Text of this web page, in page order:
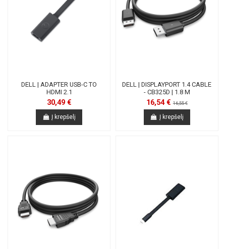
DELL | ADAPTER USB-C TO
HDMI 2.1
30,49 €
Į krepšelį
DELL | DISPLAYPORT 1.4 CABLE
- CB325D | 1.8 M
16,54 €16,55 €
Į krepšelį